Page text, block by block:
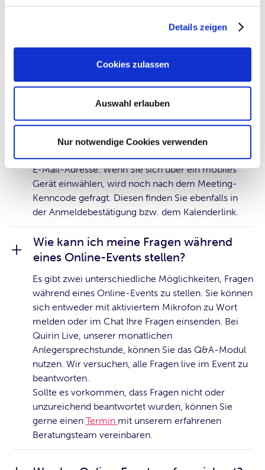
Details zeigen
Cookies zulassen
Auswahl erlauben
Nur notwendige Cookies verwenden
Empfehlung. Zur Teilnahme am Smartphone oder
Den Link zur Veranstaltung und die Zugangsdaten
automatisch an Ihre angegebene E-Mail-Adresse.
Für den Online-Zutritt benötigen Sie den
Zugangslink, in einigen Fällen Ihren Namen und Ihre
E-Mail-Adresse. Wenn Sie sich über ein mobiles
Gerät einwählen, wird noch nach dem Meeting-
Kenncode gefragt. Diesen finden Sie ebenfalls in
der Anmeldebestätigung bzw. dem Kalenderlink.
Wie kann ich meine Fragen während
eines Online-Events stellen?
Es gibt zwei unterschiedliche Möglichkeiten, Fragen
während eines Online-Events zu stellen. Sie können
sich entweder mit aktiviertem Mikrofon zu Wort
melden oder im Chat Ihre Fragen einsenden. Bei
Quirin Live, unserer monatlichen
Anlegersprechstunde, können Sie das Q&A-Modul
nutzen. Wir versuchen, alle Fragen live im Event zu
beantworten.
Sollte es vorkommen, dass Fragen nicht oder
unzureichend beantwortet wurden, können Sie
gerne einen Termin mit unserem erfahrenen
Beratungsteam vereinbaren.